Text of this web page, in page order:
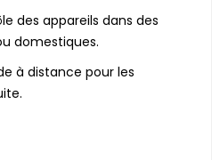
des appareils dans des
domestiques.
à distance pour les